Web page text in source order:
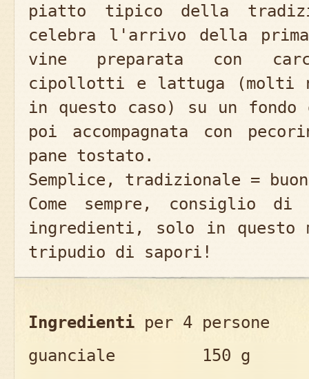
piatto tipico della
celebra l'arrivo della
vine preparata con
cipollotti e lattuga (molti
in questo caso) su un
poi accompagnata con
pane tostato.
Semplice, tradizionale =
Come sempre, consiglio
ingredienti, solo in questo
tripudio di sapori!
Ingredienti per 4 persone
guanciale 150 g